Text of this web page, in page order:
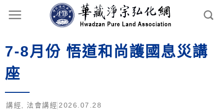
7-8月份 悟道和尚護國息災講
座
講經, 法會講經 2026.07.28